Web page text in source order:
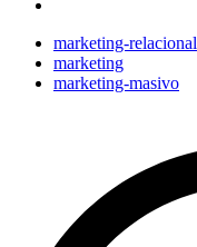
marketing-relacional
marketing
marketing-masivo